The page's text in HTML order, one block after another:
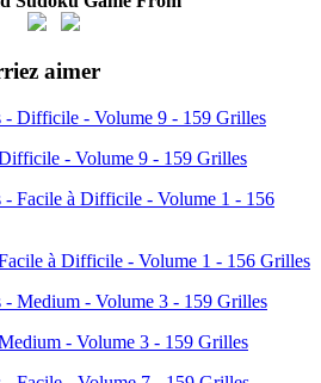
aimer
- Volume 9 - 159 Grilles
à Difficile - Volume 1 - 156 Grilles
- Volume 3 - 159 Grilles